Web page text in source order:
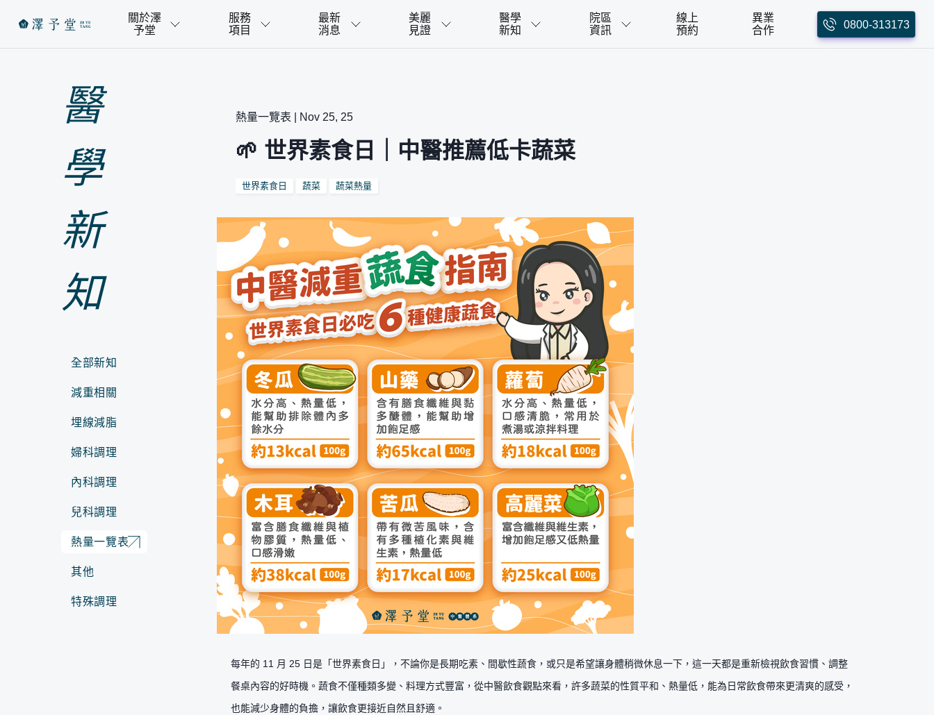
關於澤
予堂
服務
項目
最新
消息
美麗
見證
醫學
新知
院區
資訊
線上
預約
異業
合作
0800-313173
醫
學
新
知
全部新知
減重相關
埋線減脂
婦科調理
內科調理
兒科調理
熱量一覽表
其他
特殊調理
熱量一覽表 | Nov 25, 25
🌱 世界素食日｜中醫推薦低卡蔬菜
世界素食日 蔬菜 蔬菜熱量
每年的 11 月 25 日是「世界素食日」，不論你是長期吃素、間歇性蔬食，或只是希望讓身體稍微休息一下，這一天都是重新檢視飲食習慣、調整
餐桌內容的好時機。蔬食不僅種類多變、料理方式豐富，從中醫飲食觀點來看，許多蔬菜的性質平和、熱量低，能為日常飲食帶來更清爽的感受，
也能減少身體的負擔，讓飲食更接近自然且舒適。